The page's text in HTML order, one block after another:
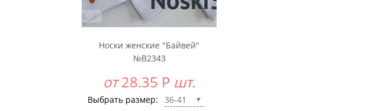
Носки женские "Байвей"
№В2343
от 28.35 Р шт.
Выбрать размер:
36-41